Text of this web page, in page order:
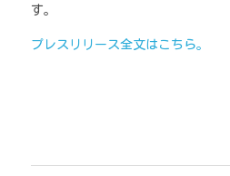
す。
プレスリリース全文はこちら。